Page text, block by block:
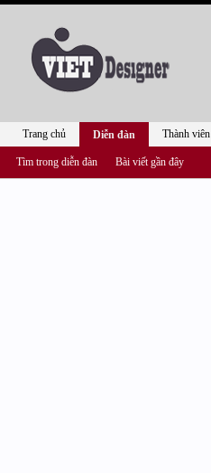
Trang chủ Diễn đàn
Tìm trong diễn đàn Bài viết gần đây
Thành viên